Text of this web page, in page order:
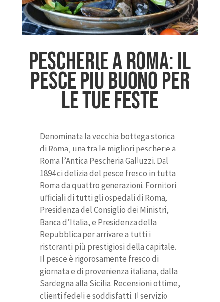
Pescherie a Roma: il
pesce più buono per
le tue feste
Denominata la vecchia bottega storica
di Roma, una tra le migliori pescherie a
Roma l’Antica Pescheria Galluzzi. Dal
1894 ci delizia del pesce fresco in tutta
Roma da quattro generazioni. Fornitori
ufficiali di tutti gli ospedali di Roma,
Presidenza del Consiglio dei Ministri,
Banca d’Italia, e Presidenza della
Repubblica per arrivare a tutti i
ristoranti più prestigiosi della capitale.
Il pesce è rigorosamente fresco di
giornata e di provenienza italiana, dalla
Sardegna alla Sicilia. Recensioni ottime,
clienti fedeli e soddisfatti. Il servizio